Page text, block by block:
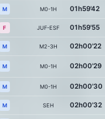
M M0-1H 01h59'42
F JUF-ESF 01h59'55
M M2-3H 02h00'22
M M0-1H 02h00'29
M M0-1H 02h00'30
M SEH 02h00'32